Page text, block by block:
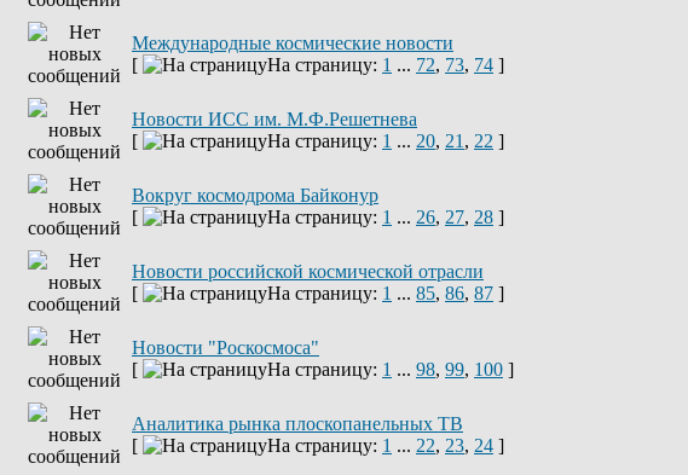
Международные космические новости
[
На страницу: 1 ... 72, 73, 74 ]
Новости ИСС им. М.Ф.Решетнева
[
На страницу: 1 ... 20, 21 , 22 ]
Вокруг космодрома Байконур
[
На страницу: 1 ... 26, 27, 28 ]
Новости российской космической отрасли
[
На страницу: 1 ... 85, 86, 87 ]
Новости "Роскосмоса"
[
На страницу: 1 ... 98, 99, 100 ]
Аналитика рынка плоскопанельных ТВ
[
На страницу: 1 ... 22, 23, 24 ]